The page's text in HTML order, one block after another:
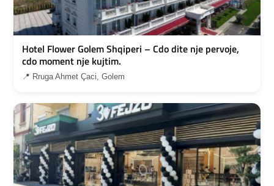
Hotel Flower Golem Shqiperi – Cdo dite nje pervoje,
cdo moment nje kujtim.
📍 Rruga Ahmet Çaci, Golem